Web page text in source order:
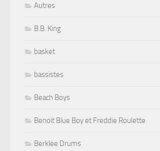
Autres
B.B. King
basket
bassistes
Beach Boys
Benoit Blue Boy et Freddie Roulette
Berklee Drums